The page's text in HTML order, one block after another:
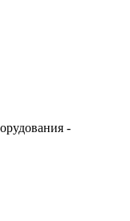
-